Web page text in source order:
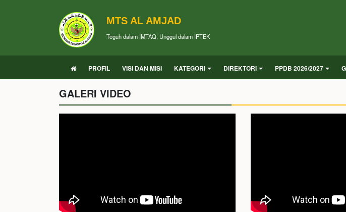
MTS AL AMJAD
Teguh dalam IMTAQ, Unggul dalam IPTEK
PROFIL VISI DAN MISI KATEGORI DIREKTORI PPDB 2026/2027
GALERI VIDEO